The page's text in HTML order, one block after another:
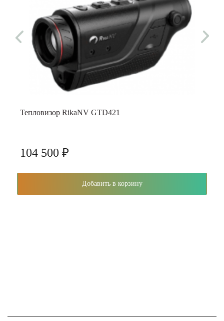
Тепловизор RikaNV GTD421
104 500 ₽
Добавить в корзину